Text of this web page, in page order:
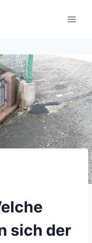
sich der